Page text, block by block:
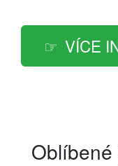
VÍCE